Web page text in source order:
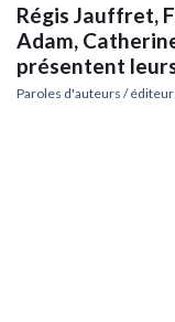
Régis Jauffret,
Adam,
présentent
Paroles d'auteurs /